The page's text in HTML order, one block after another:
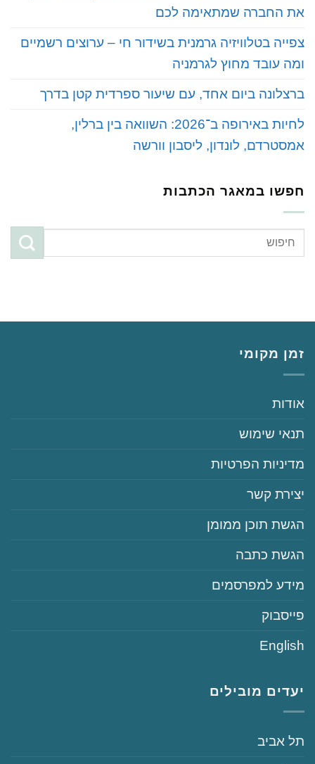
את החברה שמתאימה לכם
‏צפייה בטלוויזיה גרמנית בשידור חי – ערוצים רשמיים
ומה עובד מחוץ לגרמניה
‏ברצלונה ביום אחד, עם שיעור ספרדית קטן בדרך
‏לחיות באירופה ב־2026: השוואה בין ברלין,
אמסטרדם, לונדון, ליסבון וורשה
חפשו במאגר הכתבות
זמן מקומי
‏‏אודות
‏‏תנאי שימוש
‏‏מדיניות הפרטיות
‏יצירת קשר
‏הגשת תוכן ממומן
‏הגשת כתבה
‏‏מידע למפרסמים
‏פייסבוק
English
יעדים מובילים
‏תל אביב